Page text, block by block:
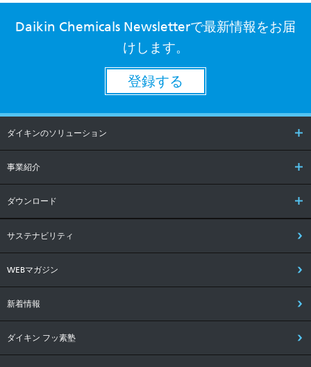
Daikin Chemicals Newsletterで最新情報をお届
けします。
登録する
ダイキンのソリューション
事業紹介
ダウンロード
サステナビリティ
WEBマガジン
新着情報
ダイキン フッ素塾